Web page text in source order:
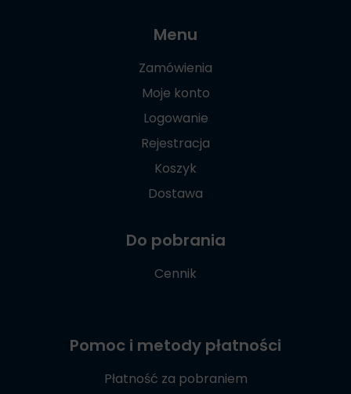
Menu
Zamówienia
Moje konto
Logowanie
Rejestracja
Koszyk
Dostawa
Do pobrania
Cennik
Pomoc i metody płatności
Płatność za pobraniem